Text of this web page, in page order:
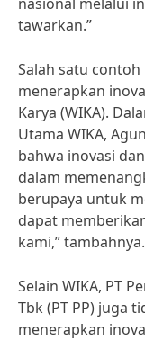
tawarkan.”
Salah satu contoh
menerapkan
Karya (WIKA).
Utama WIKA,
bahwa inovasi
dalam
berupaya untuk
dapat
kami,” tambahnya.
Selain WIKA, PT
Tbk (PT PP) juga
menerapkan